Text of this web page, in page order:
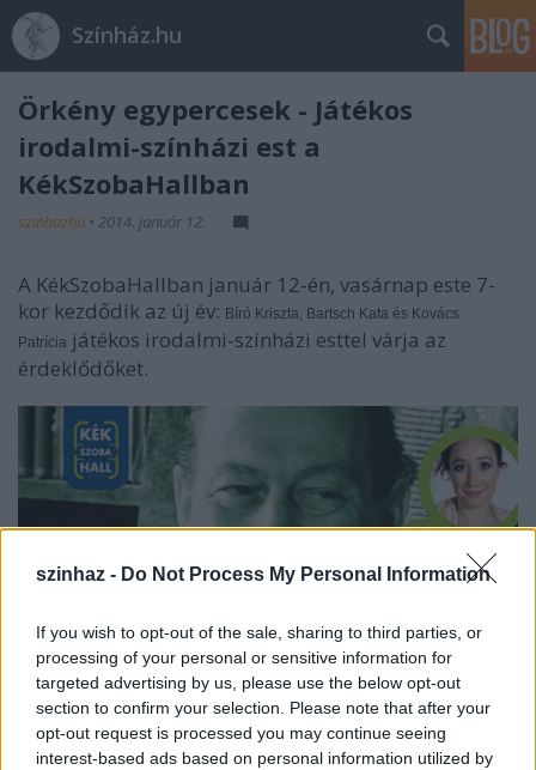
szinhaz - Do Not Process My Personal Information
If you wish to opt-out of the sale, sharing to third parties, or
processing of your personal or sensitive information for
targeted advertising by us, please use the below opt-out
section to confirm your selection. Please note that after your
opt-out request is processed you may continue seeing
interest-based ads based on personal information utilized by
Színház.hu
Örkény egypercesek - Játékos
irodalmi-színházi est a
KékSzobaHallban
szinhazhu • 2014. január 12.
A KékSzobaHallban január 12-én, vasárnap este 7-
kor kezdődik az új év: Bíró Kriszta, Bartsch Kata és Kovács
Patrícia játékos irodalmi-színházi esttel várja az
érdeklődőket.